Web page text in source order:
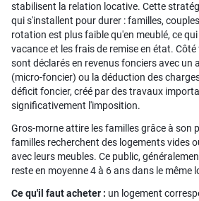
stabilisent la relation locative. Cette
qui s'installent pour durer : familles,
rotation est plus faible qu'en meublé, ce
vacance et les frais de remise en état.
sont déclarés en revenus fonciers avec un
(micro-foncier) ou la déduction des
déficit foncier, créé par des travaux
significativement l'imposition.
Gros-morne attire les familles grâce à son
familles recherchent des logements vides
avec leurs meubles. Ce public,
reste en moyenne 4 à 6 ans dans le même
Ce qu'il faut acheter : un logement